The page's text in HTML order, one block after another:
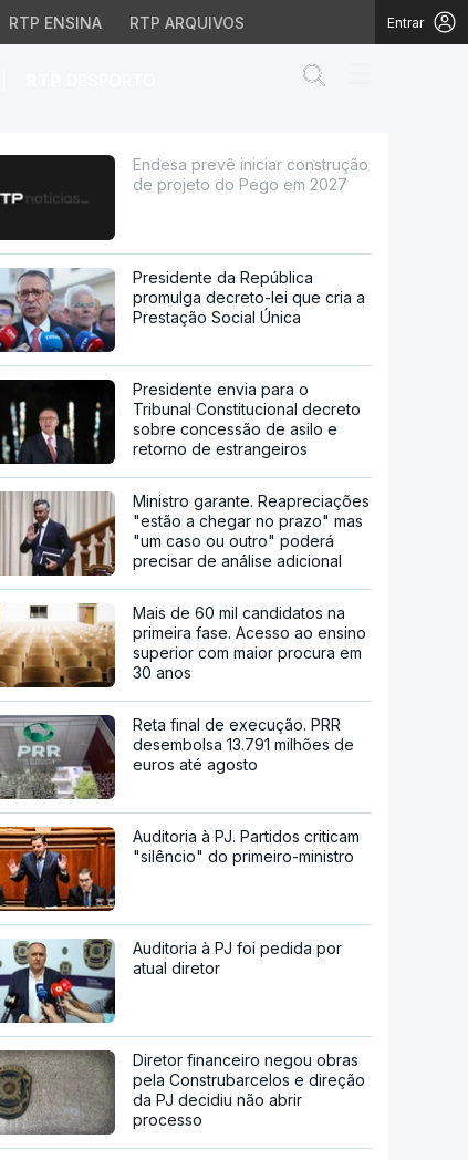
RTP ENSINA RTP ARQUIVOS Entrar
Pego em 2027
Endesa prevê iniciar construção
de projeto do Pego em 2027
Presidente da República
promulga decreto-lei que cria a
Prestação Social Única
Presidente envia para o
Tribunal Constitucional decreto
sobre concessão de asilo e
retorno de estrangeiros
Ministro garante. Reapreciações
"estão a chegar no prazo" mas
"um caso ou outro" poderá
precisar de análise adicional
Mais de 60 mil candidatos na
primeira fase. Acesso ao ensino
superior com maior procura em
30 anos
Reta final de execução. PRR
desembolsa 13.791 milhões de
euros até agosto
Auditoria à PJ. Partidos criticam
"silêncio" do primeiro-ministro
Auditoria à PJ foi pedida por
atual diretor
Diretor financeiro negou obras
pela Construbarcelos e direção
da PJ decidiu não abrir
processo